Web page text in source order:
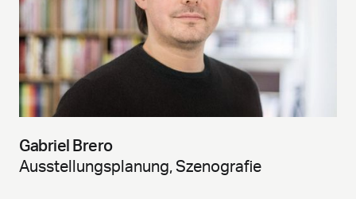
Gabriel Brero
Ausstellungsplanung, Szenografie